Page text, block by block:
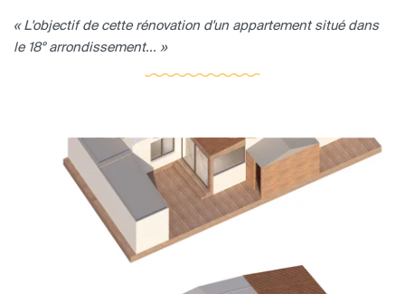
« L'objectif de cette rénovation d'un appartement situé dans
le 18° arrondissement... »